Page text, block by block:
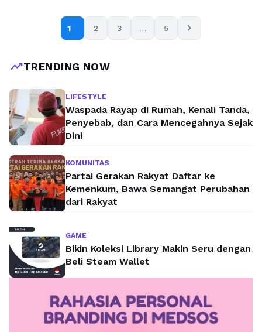
dalam lagu Billionaire serta saat merilis single pertamanya
yaitu Jast The Way You Are. …
1 2 3 … 5 chevron_right
trending_upTRENDING NOW
LIFESTYLE
Waspada Rayap di Rumah, Kenali Tanda,
Penyebab, dan Cara Mencegahnya Sejak
Dini
KOMUNITAS
Partai Gerakan Rakyat Daftar ke
Kemenkum, Bawa Semangat Perubahan
dari Rakyat
GAME
Bikin Koleksi Library Makin Seru dengan
Beli Steam Wallet